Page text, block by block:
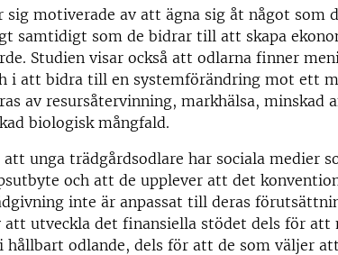
sig motiverade av att ägna sig åt något som
samtidigt som de bidrar till att skapa
Studien visar också att odlarna finner
i att bidra till en systemförändring mot ett
av resursåtervinning, markhälsa, minskad
biologisk mångfald.
att unga trädgårdsodlare har sociala medier
och att de upplever att det
inte är anpassat till deras
att utveckla det finansiella stödet dels för att
hållbart odlande, dels för att de som väljer